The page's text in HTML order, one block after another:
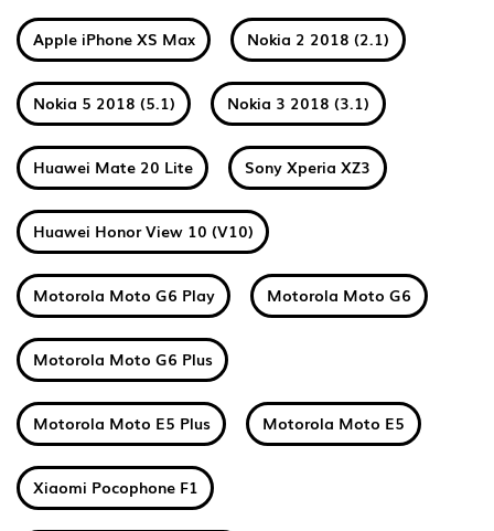
Apple iPhone XS Max Nokia 2 2018 (2.1)
Nokia 5 2018 (5.1) Nokia 3 2018 (3.1)
Huawei Mate 20 Lite Sony Xperia XZ3
Huawei Honor View 10 (V10)
Motorola Moto G6 Play Motorola Moto G6
Motorola Moto G6 Plus
Motorola Moto E5 Plus Motorola Moto E5
Xiaomi Pocophone F1